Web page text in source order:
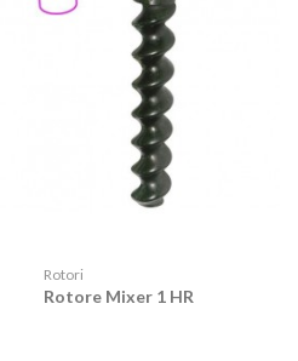
Rotori
Rotore Mixer 1 HR